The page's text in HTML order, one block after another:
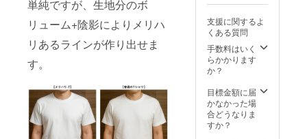
単純ですが、生地分のボ
リューム+陰影によりメリハ
リあるラインが作り出せま
す。
支援に関するよ
くある質問
手数料はいく
らかかります
か？
目標金額に届
かなかった場
合どうなりま
すか？